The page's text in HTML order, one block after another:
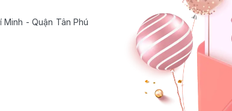
- Quận Tân Phú